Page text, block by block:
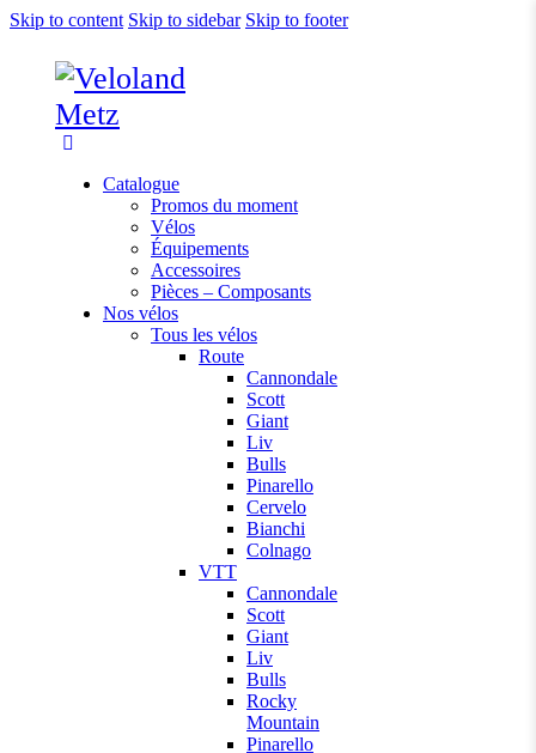
Skip to content Skip to sidebar Skip to footer
Catalogue
Promos du moment
Vélos
Équipements
Accessoires
Pièces – Composants
Nos vélos
Tous les vélos
Route
Cannondale
Scott
Giant
Liv
Bulls
Pinarello
Cervelo
Bianchi
Colnago
VTT
Cannondale
Scott
Giant
Liv
Bulls
Rocky
Mountain
Pinarello